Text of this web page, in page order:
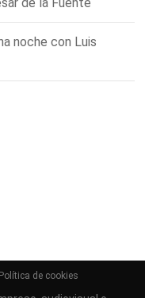
noche con Luis
Política de cookies